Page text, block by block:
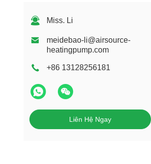
Miss. Li
meidebao-li@airsource-
heatingpump.com
+86 13128256181
Liên Hệ Ngay